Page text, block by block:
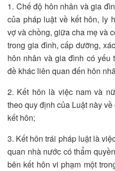
1. Chế độ hôn nhân và gia
của pháp luật về kết hôn, ly
vợ và chồng, giữa cha mẹ và
trong gia đình, cấp dưỡng,
hôn nhân và gia đình có
đề khác liên quan đến hôn
2. Kết hôn là việc nam và
theo quy định của Luật này
kết hôn;
3. Kết hôn trái pháp luật là
quan nhà nước có thẩm
bên kết hôn vi phạm một